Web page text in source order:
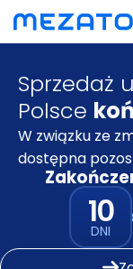
Sprzedaż
Polsce
W związku ze
dostępna
10
DNI